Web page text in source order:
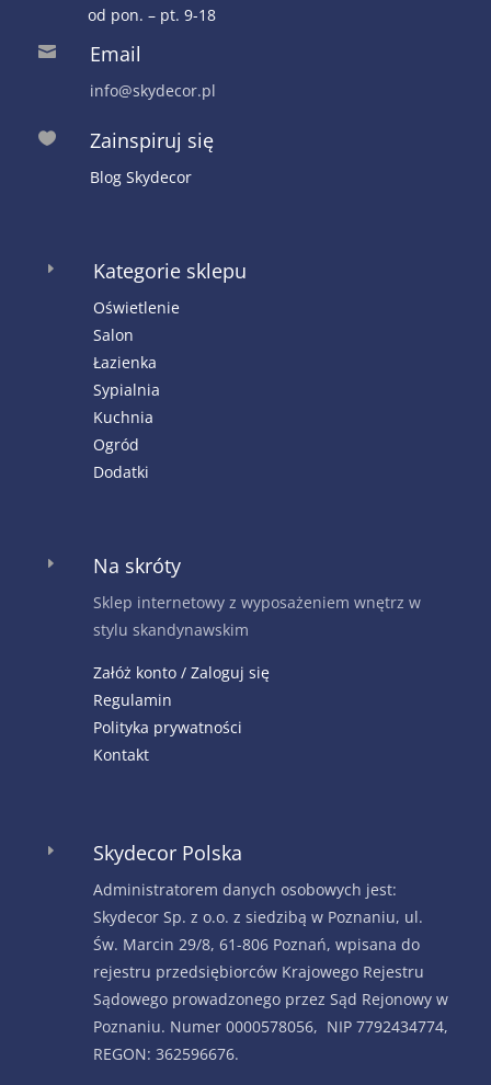
od pon. – pt. 9-18
 Email
info@skydecor.pl
 Zainspiruj się
Blog Skydecor
E Kategorie sklepu
Oświetlenie
Salon
Łazienka
Sypialnia
Kuchnia
Ogród
Dodatki
E Na skróty
Sklep internetowy z wyposażeniem wnętrz w
stylu skandynawskim
Załóż konto / Zaloguj się
Regulamin
Polityka prywatności
Kontakt
E Skydecor Polska
Administratorem danych osobowych jest:
Skydecor Sp. z o.o. z siedzibą w Poznaniu, ul.
Św. Marcin 29/8, 61-806 Poznań, wpisana do
rejestru przedsiębiorców Krajowego Rejestru
Sądowego prowadzonego przez Sąd Rejonowy w
Poznaniu. Numer 0000578056, NIP 7792434774,
REGON: 362596676.